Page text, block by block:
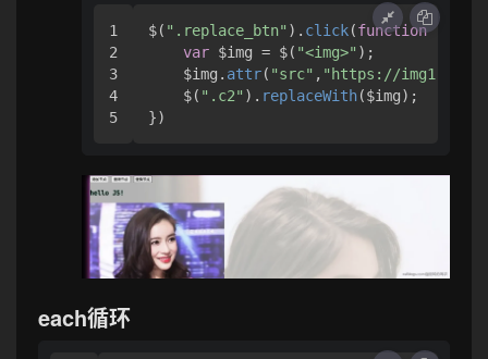
1
2
3
4
$( ".replace_btn" ). click(function (
var $img = $( "<img>" );
    $img.
attr( "src" , "https://
    $(
".c2" ). replaceWith($img);
})
each循环